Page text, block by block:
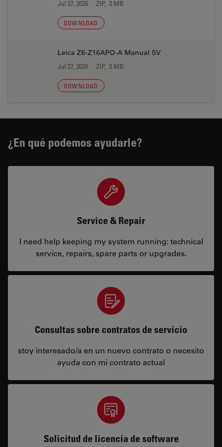
Jul 27, 2026 ZIP, 3 MB
DOWNLOAD
Leica Z6-Z16APO-A Manual SV
Jul 27, 2026 ZIP, 3 MB
DOWNLOAD
¿En qué podemos ayudarle?
Service & Repair
I need help keeping my system running: technical
service, repairs, spare parts or upgrades.
Consultas sobre contratos de servicio
stoy interesado/a en un nuevo contrato o necesito
ayuda con mi contrato actual
Solicitud de licencia de software